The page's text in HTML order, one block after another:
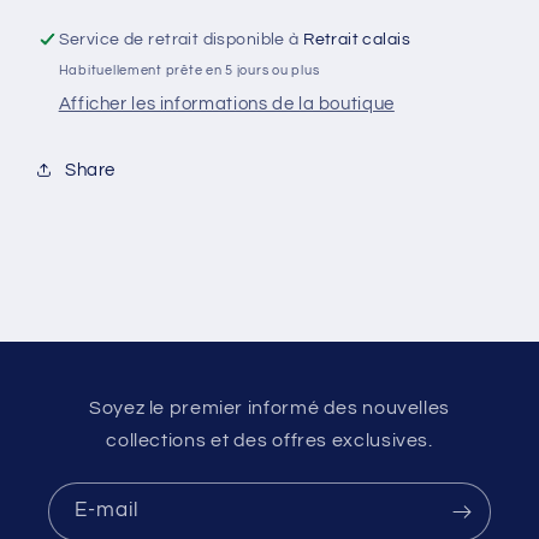
Service de retrait disponible à Retrait calais
Habituellement prête en 5 jours ou plus
Afficher les informations de la boutique
Share
Soyez le premier informé des nouvelles
collections et des offres exclusives.
E-mail